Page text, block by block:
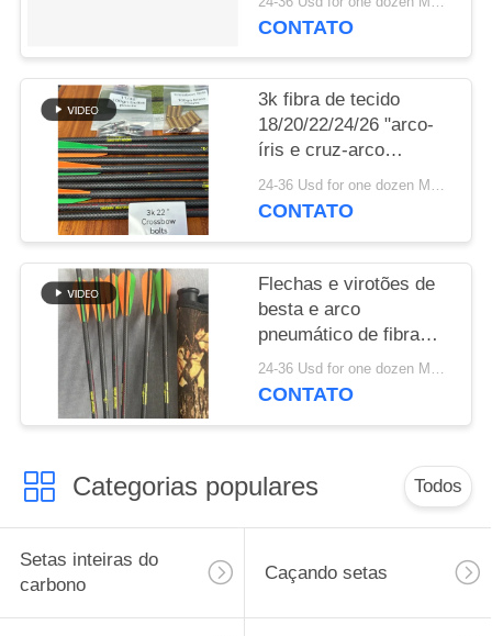
PRIVACIDADE
CONTATO
3k fibra de tecido
18/20/22/24/26 "arco-
íris e cruz-arco
direita.003-.001" setas
e parafusos
24-36 Usd for one dozen MOQ:2 dúzias
CONTATO
Flechas e virotões de
besta e arco
pneumático de fibra
trançada 3k
18/20/22/24/26" com
24-36 Usd for one dozen MOQ:2 dúzias
CONTATO
Categorias populares Todos
Setas inteiras do
carbono
Caçando setas